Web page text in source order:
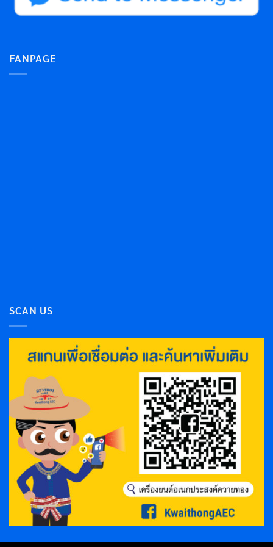
FANPAGE
SCAN US